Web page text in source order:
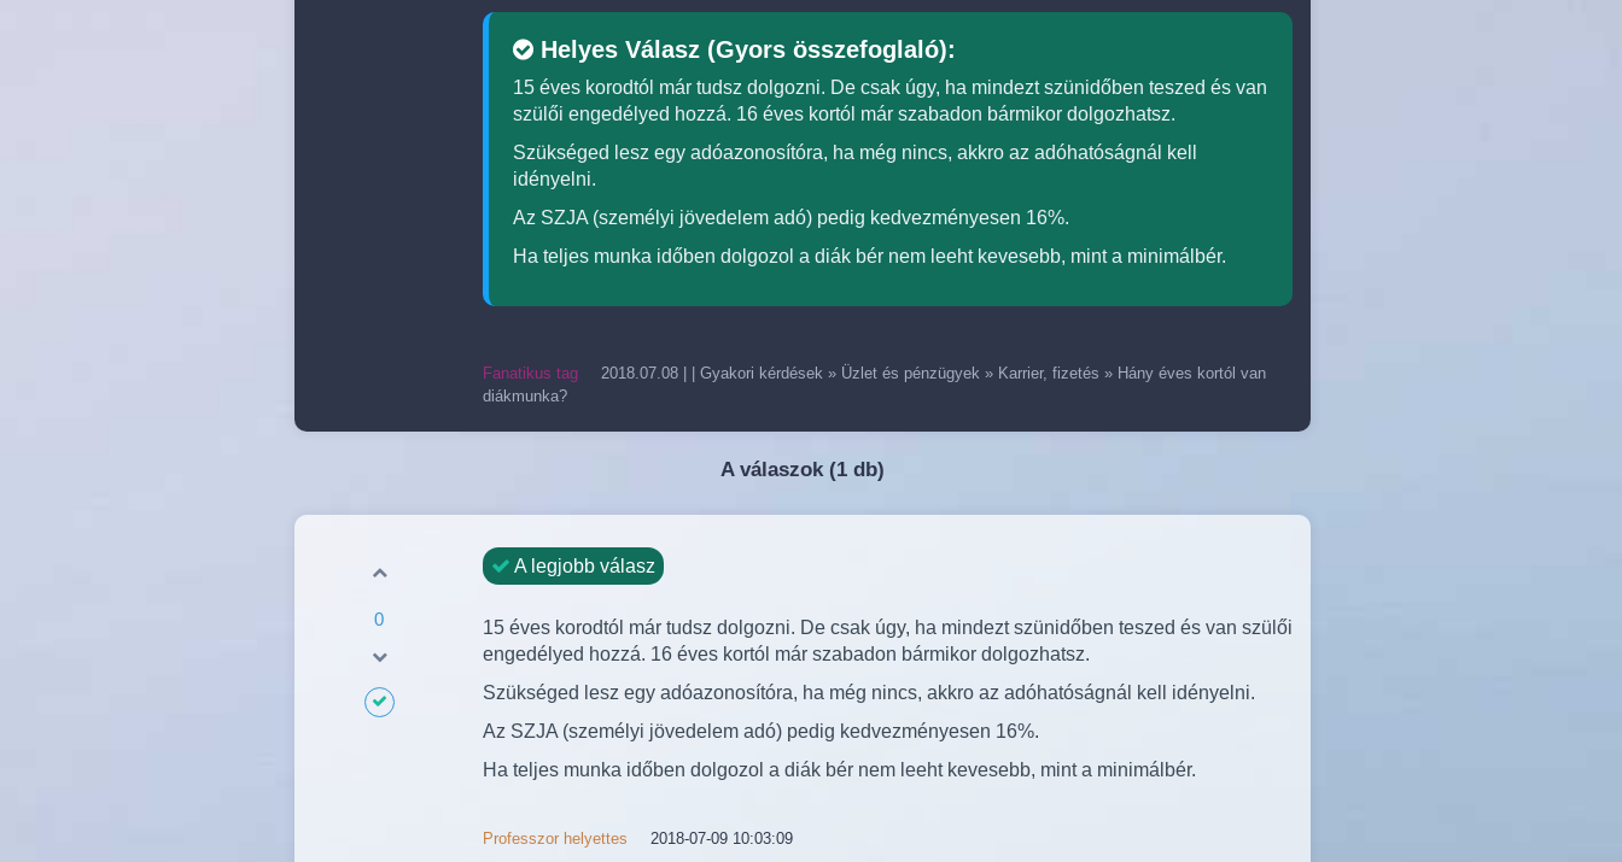
Helyes Válasz (Gyors összefoglaló):
15 éves korodtól már tudsz dolgozni. De csak úgy, ha mindezt szünidőben teszed és van
szülői engedélyed hozzá. 16 éves kortól már szabadon bármikor dolgozhatsz.
Szükséged lesz egy adóazonosítóra, ha még nincs, akkro az adóhatóságnál kell
idényelni.
Az SZJA (személyi jövedelem adó) pedig kedvezményesen 16%.
Ha teljes munka időben dolgozol a diák bér nem leeht kevesebb, mint a minimálbér.
Fanatikus tag 2018.07.08 Gyakori kérdések » Üzlet és pénzügyek » Karrier, fizetés » Hány éves kortól van
diákmunka?
A válaszok (1 db)
0
A legjobb válasz
15 éves korodtól már tudsz dolgozni. De csak úgy, ha mindezt szünidőben teszed és van szülői
engedélyed hozzá. 16 éves kortól már szabadon bármikor dolgozhatsz.
Szükséged lesz egy adóazonosítóra, ha még nincs, akkro az adóhatóságnál kell idényelni.
Az SZJA (személyi jövedelem adó) pedig kedvezményesen 16%.
Ha teljes munka időben dolgozol a diák bér nem leeht kevesebb, mint a minimálbér.
Professzor helyettes 2018-07-09 10:03:09